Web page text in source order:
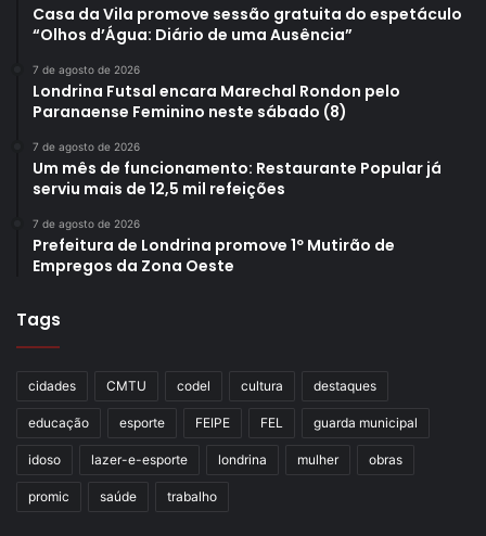
Casa da Vila promove sessão gratuita do espetáculo
“Olhos d’Água: Diário de uma Ausência”
7 de agosto de 2026
Londrina Futsal encara Marechal Rondon pelo
Paranaense Feminino neste sábado (8)
7 de agosto de 2026
Um mês de funcionamento: Restaurante Popular já
serviu mais de 12,5 mil refeições
7 de agosto de 2026
Prefeitura de Londrina promove 1º Mutirão de
Empregos da Zona Oeste
Tags
cidades CMTU codel cultura destaques
educação esporte FEIPE FEL guarda municipal
idoso lazer-e-esporte londrina mulher obras
promic saúde trabalho